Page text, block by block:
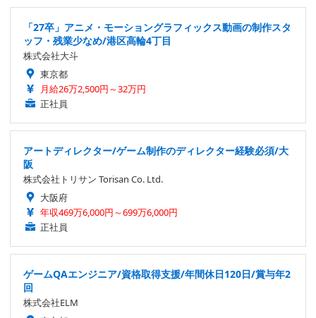
「27卒」アニメ・モーショングラフィックス動画の制作スタ
ッフ・残業少なめ/港区高輪4丁目
株式会社大斗
東京都
月給26万2,500円～32万円
正社員
アートディレクター/ゲーム制作のディレクター経験必須/大
阪
株式会社トリサン Torisan Co. Ltd.
大阪府
年収469万6,000円～699万6,000円
正社員
ゲームQAエンジニア/資格取得支援/年間休日120日/賞与年2
回
株式会社ELM